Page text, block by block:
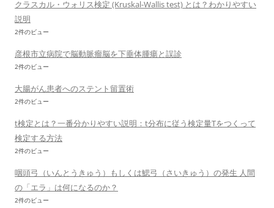
クラスカル・ウォリス検定 (Kruskal-Wallis test) とは？わかりやすい
説明
2件のビュー
彦根市立病院で脳動脈瘤脳を下垂体腫瘍と誤診
2件のビュー
大腸がん患者へのステント留置術
2件のビュー
t検定とは？一番分かりやすい説明：t分布に従う検定量Tをつくって
検定する方法
2件のビュー
咽頭弓（いんとうきゅう）もしくは鰓弓（さいきゅう）の発生 人間
の「エラ」は何になるのか？
2件のビュー